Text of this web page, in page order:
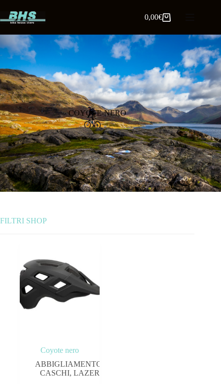
0,00€
COYOTE-NERO
FILTRI SHOP
Categorie prodotto
ABBIGLIAMENTO
ACCESSORI
Coyote nero
ABBIGLIAMENTO
CASCHI, LAZER